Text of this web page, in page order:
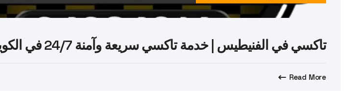
تاكسي في الفنيطيس | خدمة تاكسي سريعة وآمنة 24/7 في الكويت
Read More